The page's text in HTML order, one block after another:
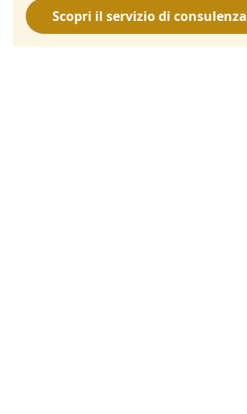
Scopri il servizio di consulenza